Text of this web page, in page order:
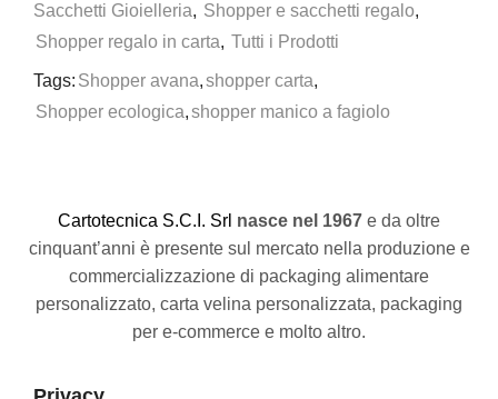
Sacchetti Gioielleria, Shopper e sacchetti regalo,
Shopper regalo in carta, Tutti i Prodotti
Tags: Shopper avana,shopper carta,
Shopper ecologica,shopper manico a fagiolo
Cartotecnica S.C.I. Srl nasce nel 1967 e da oltre
cinquant’anni è presente sul mercato nella produzione e
commercializzazione di packaging alimentare
personalizzato, carta velina personalizzata, packaging
per e-commerce e molto altro.